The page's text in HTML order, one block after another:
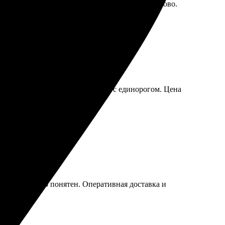
но с расстояния смотрится цельно и здорово.
теперь просит такой же с единорогом. Цена
интуитивно понятен. Оперативная доставка и